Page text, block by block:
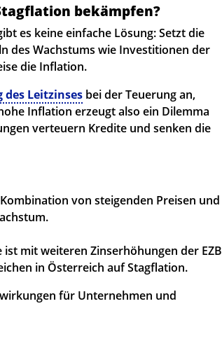
bekämpfen?
es keine einfache Lösung: Setzt die
des Wachstums wie Investitionen der
die Inflation.
des Leitzinses bei der Teuerung an,
Inflation erzeugt also ein Dilemma
verteuern Kredite und senken die
von steigenden Preisen und
mit weiteren Zinserhöhungen der EZB
in Österreich auf Stagflation.
für Unternehmen und